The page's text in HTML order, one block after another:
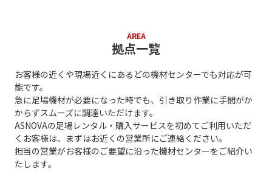
AREA
拠点一覧
お客様の近くや現場近くにあるどの機材センターでも対応が可
能です。
急に足場機材が必要になった時でも、引き取り作業に手間がか
からずスムーズに調達いただけます。
ASNOVAの足場レンタル・購入サービスを初めてご利用いただ
くお客様は、まずはお近くの営業所にご連絡ください。
担当の営業がお客様のご要望に沿った機材センターをご紹介い
たします。